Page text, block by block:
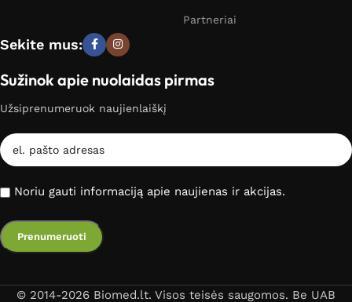
Partneriai
Sekite mus:
Sužinok apie nuolaidas pirmas
Užsiprenumeruok naujienlaiškį
Noriu gauti informaciją apie naujienas ir akcijas.
© 2014-2026 Biomed.lt. Visos teisės saugomos. Be UAB